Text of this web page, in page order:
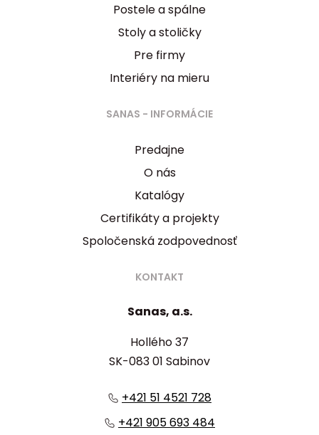
Postele a spálne
Stoly a stoličky
Pre firmy
Interiéry na mieru
SANAS - INFORMÁCIE
Predajne
O nás
Katalógy
Certifikáty a projekty
Spoločenská zodpovednosť
KONTAKT
Sanas, a.s.
Hollého 37
SK-083 01 Sabinov
+421 51 4521 728
+421 905 693 484